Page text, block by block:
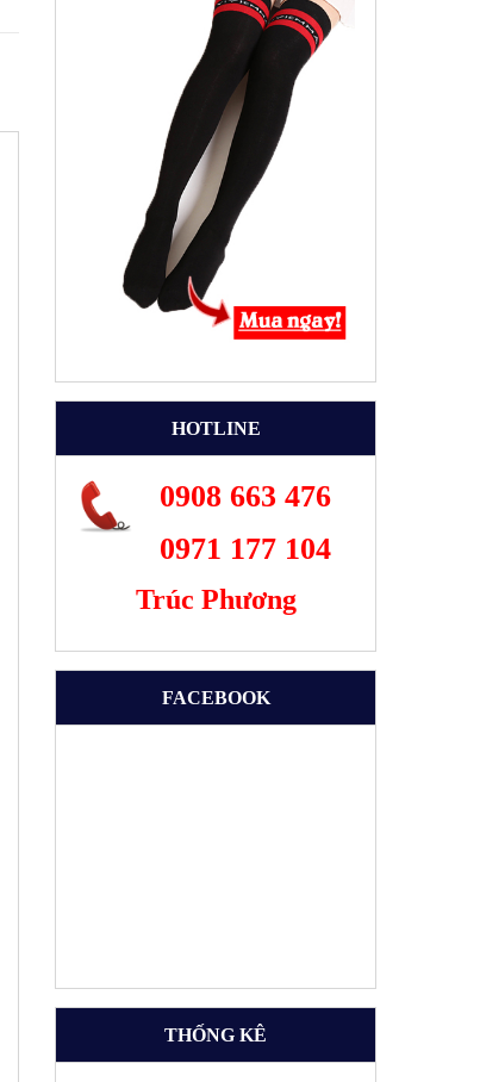
HOTLINE
0908 663 476
0971 177 104
Trúc Phương
FACEBOOK
THỐNG KÊ